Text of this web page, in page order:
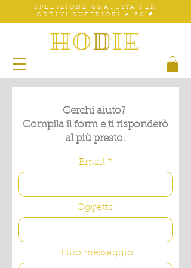
SPEDIZIONE GRATUITA PER
ORDINI SUPERIORI A 60 €
Cerchi aiuto?
Compila il form e ti risponderò
al più presto.
Email
Oggetto
Il tuo messaggio